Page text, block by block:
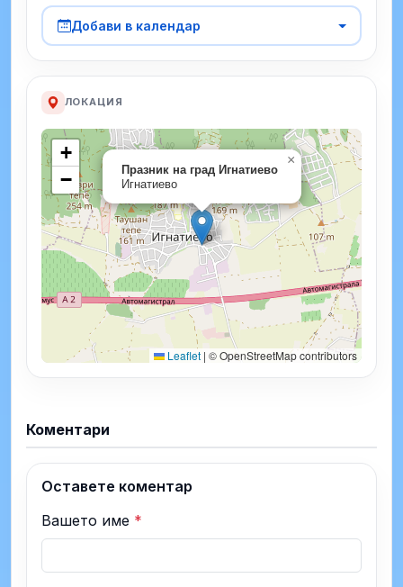
Добави в календар
ЛОКАЦИЯ
Празник на град Игнатиево
Игнатиево
×
+
−
Leaflet | © OpenStreetMap contributors
Коментари
Оставете коментар
Вашето име *